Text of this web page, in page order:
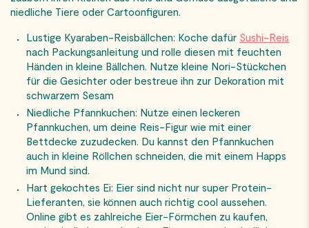
niedliche Tiere oder Cartoonfiguren.
Lustige Kyaraben-Reisbällchen: Koche dafür Sushi-Reis
nach Packungsanleitung und rolle diesen mit feuchten
Händen in kleine Bällchen. Nutze kleine Nori-Stückchen
für die Gesichter oder bestreue ihn zur Dekoration mit
schwarzem Sesam
Niedliche Pfannkuchen: Nutze einen leckeren
Pfannkuchen, um deine Reis-Figur wie mit einer
Bettdecke zuzudecken. Du kannst den Pfannkuchen
auch in kleine Röllchen schneiden, die mit einem Happs
im Mund sind.
Hart gekochtes Ei: Eier sind nicht nur super Protein-
Lieferanten, sie können auch richtig cool aussehen.
Online gibt es zahlreiche Eier-Förmchen zu kaufen,